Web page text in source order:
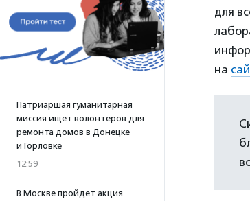
Патриаршая гуманитарная
миссия ищет волонтеров для
ремонта домов в Донецке
и Горловке
12:59
В Москве пройдет акция
для
на